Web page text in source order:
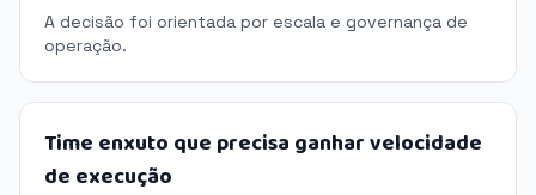
A decisão foi orientada por escala e governança de
operação.
Time enxuto que precisa ganhar velocidade
de execução